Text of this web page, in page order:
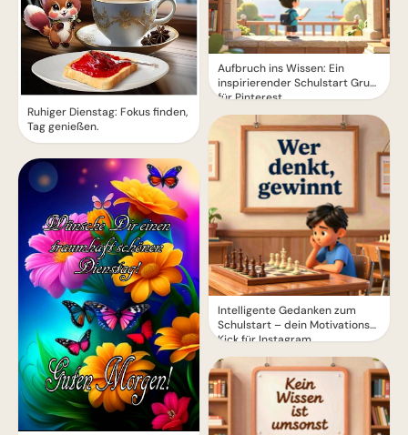
Ruhiger Dienstag: Fokus finden,
Tag genießen.
Aufbruch ins Wissen: Ein
inspirierender Schulstart Gruß
für Pinterest
Intelligente Gedanken zum
Schulstart – dein Motivations-
Kick für Instagram